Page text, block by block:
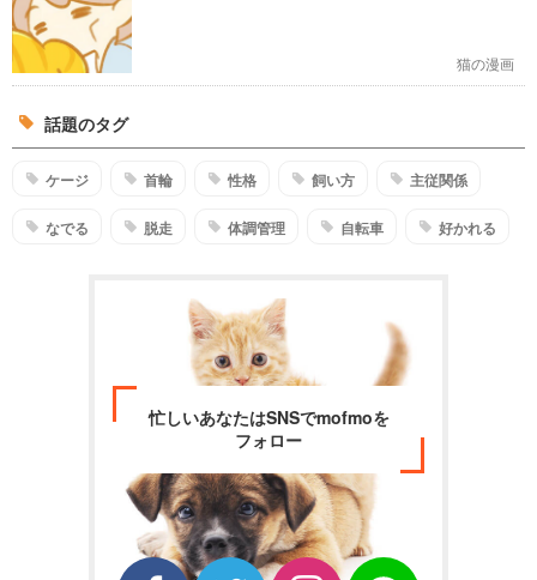
猫の漫画
話題のタグ
ケージ 首輪 性格 飼い方 主従関係
なでる 脱走 体調管理 自転車 好かれる
忙しいあなたはSNSでmofmoを
フォロー